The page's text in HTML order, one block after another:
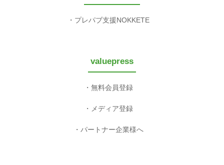
プレパブ支援NOKKETE
valuepress
無料会員登録
メディア登録
パートナー企業様へ